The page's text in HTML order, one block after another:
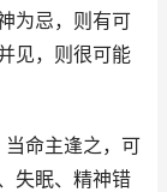
为忌，则有可
见，则很可能
命主逢之，可
失眠、精神错